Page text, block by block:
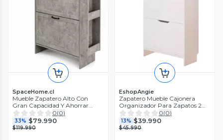
SpaceHome.cl
Mueble Zapatero Alto Con
Gran Capacidad Y Ahorrar
Espacio
0(0)
33% $79.990
$119.990
EshopAngie
Zapatero Mueble Cajonera
Organizador Para Zapatos 2
Niveles
0(0)
13% $39.990
$45.990